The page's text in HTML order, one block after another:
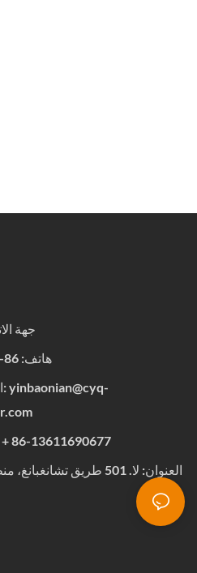
جهة
هاتف: 86-13611690677
البريد الإلكتروني:yinbaonian@cyq-
+86-13611690677
العنوان: لا. 501 طريق